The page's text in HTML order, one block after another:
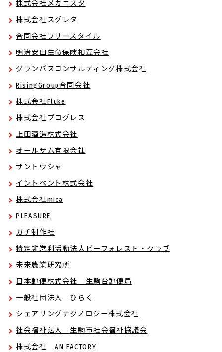
株式会社メカニスタ
株式会社スグレタ
合同会社フリースタイル
明治安田生命保険相互会社
グランパスコンサルティング株式会社
RisingGroup合同会社
株式会社Fluke
株式会社プログレス
上田酒造株式会社
オールサム有限会社
サントウシャ
イントベント株式会社
株式会社mica
PLEASURE
ガチ制作社
特定非営利活動法人ビーフォレスト・クラブ
未来農業研究所
日本郵便株式会社 生駒台郵便局
一般社団法人 ひらく
シェアリングテクノロジー株式会社
社会福祉法人 生駒市社会福祉協議会
株式会社 AN FACTORY